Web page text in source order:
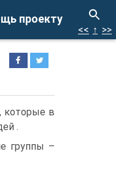
проекту
<< ↑ >>
которые в
.
группы –